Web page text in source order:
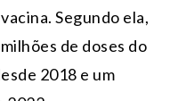
Segundo ela,
de doses do
2018 e um